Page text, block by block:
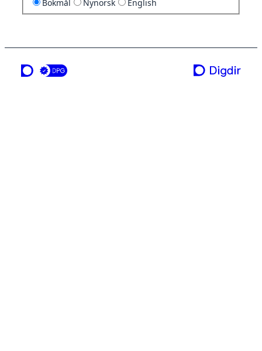
Bokmål Nynorsk English